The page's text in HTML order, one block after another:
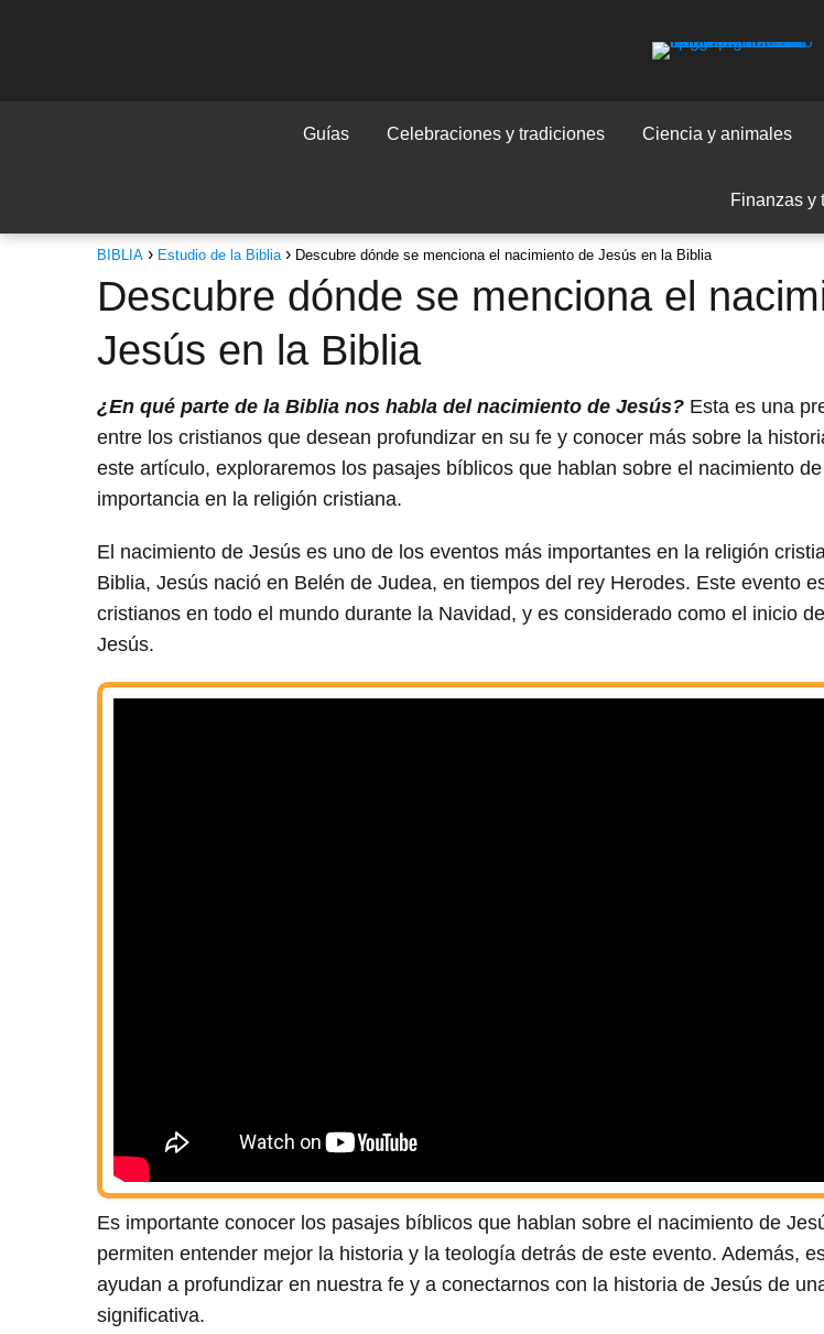
Guías Celebraciones y tradiciones Ciencia y animales
Finanzas y
BIBLIA Estudio de la Biblia Descubre dónde se menciona el nacimiento de Jesús en la Biblia
Descubre dónde se menciona el
Jesús en la Biblia
¿En qué parte de la Biblia nos habla del nacimiento de Jesús? Esta es una
entre los cristianos que desean profundizar en su fe y conocer más sobre la
este artículo, exploraremos los pasajes bíblicos que hablan sobre el nacimiento
importancia en la religión cristiana.
El nacimiento de Jesús es uno de los eventos más importantes en la religión
Biblia, Jesús nació en Belén de Judea, en tiempos del rey Herodes. Este evento
cristianos en todo el mundo durante la Navidad, y es considerado como el inicio
Jesús.
Es importante conocer los pasajes bíblicos que hablan sobre el nacimiento de
permiten entender mejor la historia y la teología detrás de este evento. Además,
ayudan a profundizar en nuestra fe y a conectarnos con la historia de Jesús de
significativa.